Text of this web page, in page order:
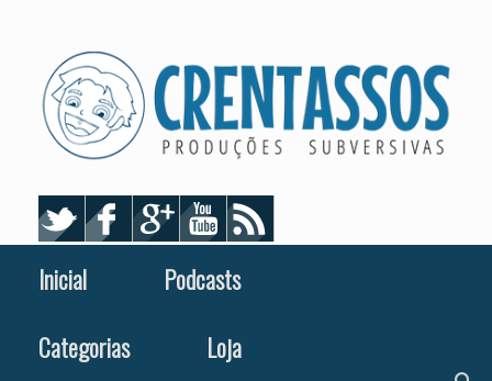
Inicial
Podcasts
Categorias
Loja